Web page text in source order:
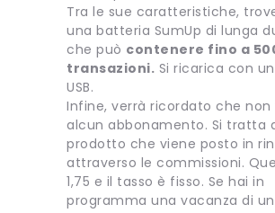
Tra le sue caratteristiche,
una batteria SumUp di lunga
che può contenere fino a
transazioni. Si ricarica con
USB.
Infine, verrà ricordato che non
alcun abbonamento. Si tratta
prodotto che viene posto in
attraverso le commissioni.
1,75 e il tasso è fisso. Se hai in
programma una vacanza di